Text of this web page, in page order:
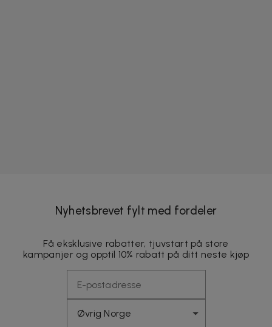
Nyhetsbrevet fylt med fordeler
Få eksklusive rabatter, tjuvstart på store
kampanjer og opptil 10% rabatt på ditt neste kjøp